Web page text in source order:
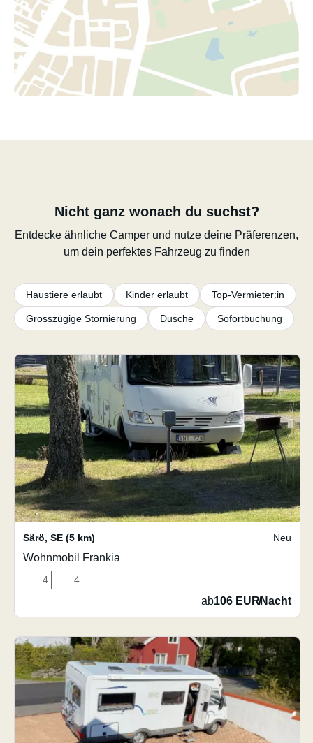
Nicht ganz wonach du suchst?
Entdecke ähnliche Camper und nutze deine Präferenzen,
um dein perfektes Fahrzeug zu finden
Haustiere erlaubt Kinder erlaubt Top-Vermieter:in
Grosszügige Stornierung Dusche Sofortbuchung
Särö, SE (5 km) Neu
Wohnmobil Frankia
4 4
ab106 EUR/Nacht